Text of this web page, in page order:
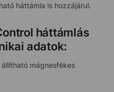
háttámla is hozzájárul.
háttámlás
adatok:
mágnesfékes